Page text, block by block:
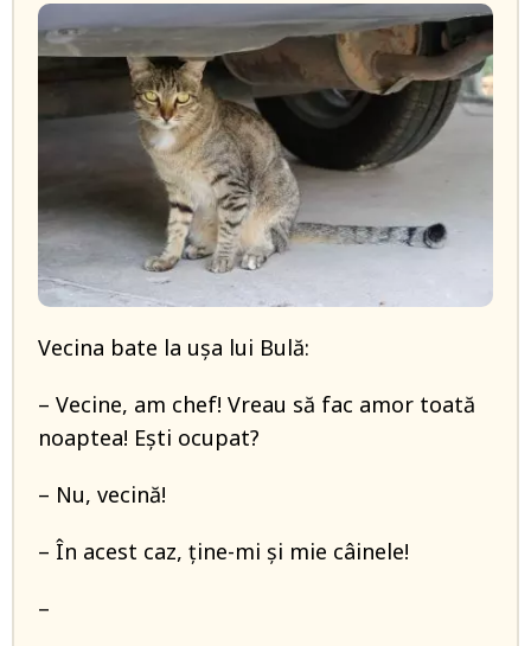
Vecina bate la ușa lui Bulă:
– Vecine, am chef! Vreau să fac amor toată
noaptea! Ești ocupat?
– Nu, vecină!
– În acest caz, ține-mi și mie câinele!
–